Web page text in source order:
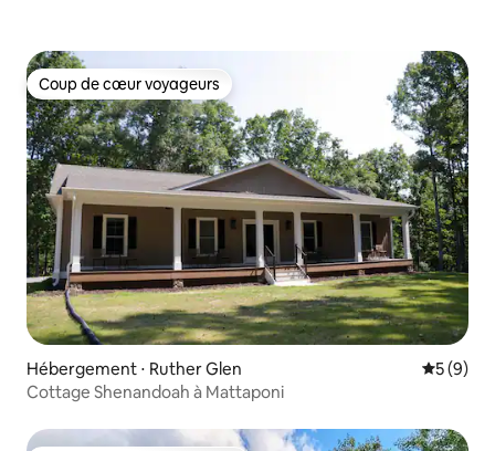
Coup de cœur voyageurs
Coup de cœur voyageurs
Hébergement ⋅ Ruther Glen
5 (9)
Cottage Shenandoah à Mattaponi